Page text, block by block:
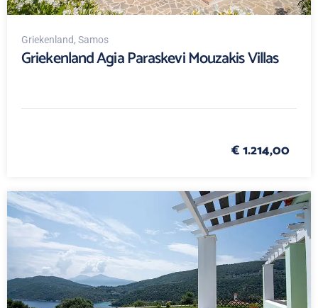
Griekenland, Samos
Griekenland Agia Paraskevi Mouzakis Villas
€ 1.214,00